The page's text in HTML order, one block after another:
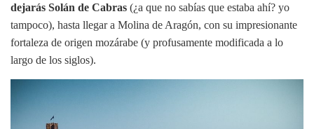
dejarás Solán de Cabras (¿a que no sabías que estaba ahí? yo
tampoco), hasta llegar a Molina de Aragón, con su impresionante
fortaleza de origen mozárabe (y profusamente modificada a lo
largo de los siglos).